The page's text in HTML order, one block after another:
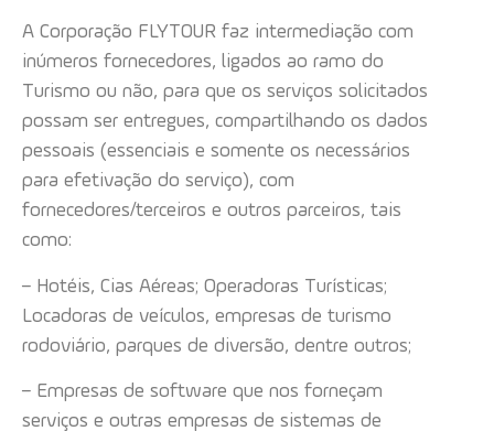
A Corporação FLYTOUR faz intermediação com
inúmeros fornecedores, ligados ao ramo do
Turismo ou não, para que os serviços solicitados
possam ser entregues, compartilhando os dados
pessoais (essenciais e somente os necessários
para efetivação do serviço), com
fornecedores/terceiros e outros parceiros, tais
como:
– Hotéis, Cias Aéreas; Operadoras Turísticas;
Locadoras de veículos, empresas de turismo
rodoviário, parques de diversão, dentre outros;
– Empresas de software que nos forneçam
serviços e outras empresas de sistemas de